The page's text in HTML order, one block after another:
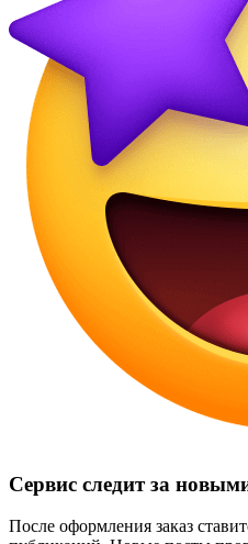
Сервис следит за
После оформления заказ